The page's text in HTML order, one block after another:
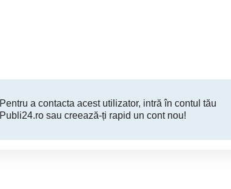
Pentru a contacta acest utilizator, intră în contul tău
Publi24.ro sau creează-ți rapid un cont nou!